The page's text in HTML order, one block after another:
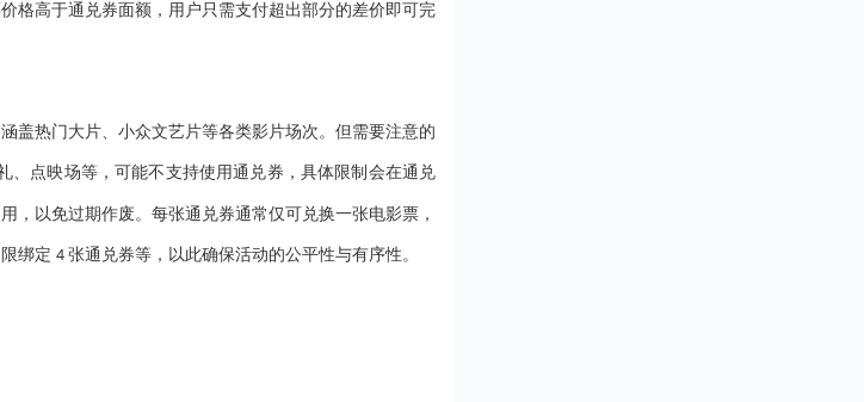
格高于通兑券面额，用户只需支付超出部分的差价即可完
盖热门大片、小众文艺片等各类影片场次。但需要注意的
、点映场等，可能不支持使用通兑券，具体限制会在通兑
，以免过期作废。每张通兑券通常仅可兑换一张电影票，
绑定 4 张通兑券等，以此确保活动的公平性与有序性。